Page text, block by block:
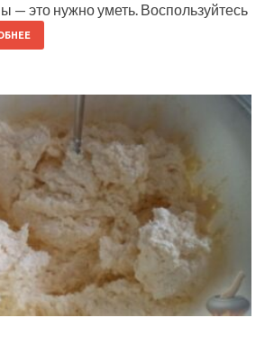
— это нужно уметь. Воспользуйтесь